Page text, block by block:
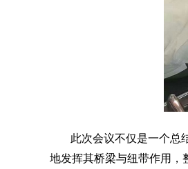
此次会议不仅是一个总
地发挥其桥梁与纽带作用，